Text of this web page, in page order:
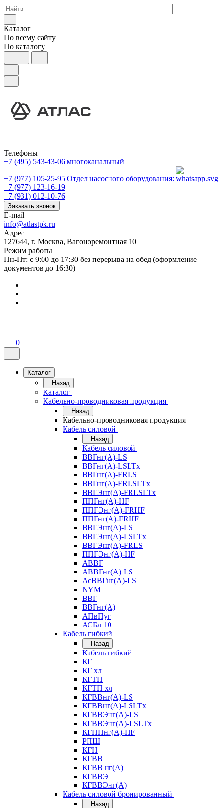
Каталог
По всему сайту
По каталогу
Телефоны
+7 (495) 543-43-06 многоканальный
+7 (977) 105-25-95 Отдел насосного оборудования:
+7 (977) 123-16-19
+7 (931) 012-10-76
Заказать звонок
E-mail
info@atlastpk.ru
Адрес
127644, г. Москва, Вагоноремонтная 10
Режим работы
Пн-Пт: с 9:00 до 17:30 без перерыва на обед (оформление
документов до 16:30)
0
Каталог
Назад
Каталог
Кабельно-проводниковая продукция
Назад
Кабельно-проводниковая продукция
Кабель силовой
Назад
Кабель силовой
ВВГнг(А)-LS
ВВГнг(А)-LSLTx
ВВГнг(А)-FRLS
ВВГнг(А)-FRLSLTx
ВВГЭнг(А)-FRLSLTx
ППГнг(А)-HF
ППГЭнг(А)-FRHF
ППГнг(А)-FRHF
ВВГЭнг(А)-LS
ВВГЭнг(А)-LSLTx
ВВГЭнг(А)-FRLS
ППГЭнг(А)-HF
АВВГ
АВВГнг(А)-LS
АсВВГнг(А)-LS
NYM
ВВГ
ВВГнг(А)
АПвПуг
АСБл-10
Кабель гибкий
Назад
Кабель гибкий
КГ
КГ хл
КГТП
КГТП хл
КГВВнг(А)-LS
КГВВнг(А)-LSLTx
КГВВЭнг(А)-LS
КГВВЭнг(А)-LSLTx
КГППнг(А)-HF
РПШ
КГН
КГВВ
КГВВ нг(А)
КГВВЭ
КГВВЭнг(А)
Кабель силовой бронированный
Назад